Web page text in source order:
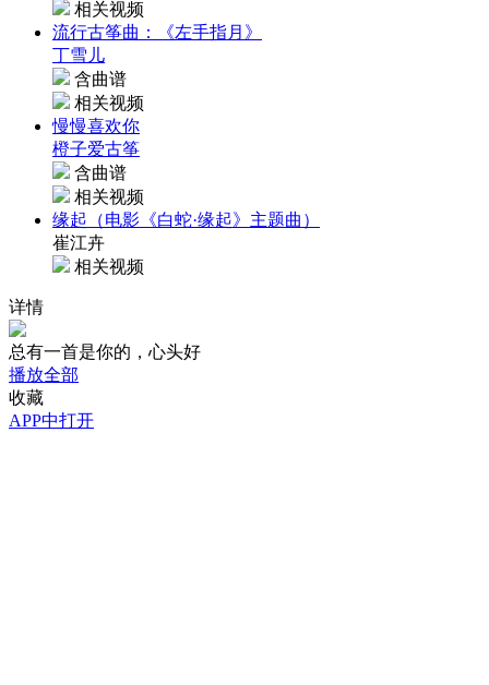
相关视频
流行古筝曲：《左手指月》
丁雪儿
含曲谱
相关视频
慢慢喜欢你
橙子爱古筝
含曲谱
相关视频
缘起（电影《白蛇·缘起》主题曲）
崔江卉
相关视频
详情
总有一首是你的，心头好
播放全部
收藏
APP中打开